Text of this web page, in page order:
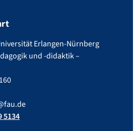
Erlangen-Nürnberg
und -didaktik –
5134